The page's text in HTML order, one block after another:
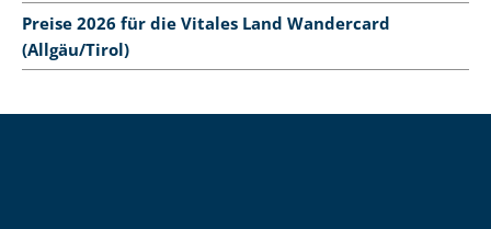
Preise 2026 für die Vitales Land Wandercard
(Allgäu/Tirol)